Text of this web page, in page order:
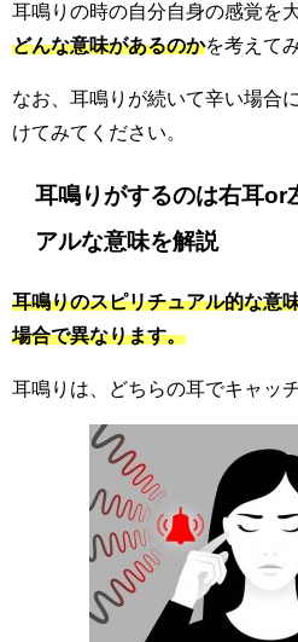
耳鳴りの時の自分自身の感覚を
どんな意味があるのかを考えて
なお、耳鳴りが続いて辛い場合
けてみてください。
耳鳴りがするのは右耳
アルな意味を解説
耳鳴りのスピリチュアル的な意
場合で異なります。
耳鳴りは、どちらの耳でキャッ